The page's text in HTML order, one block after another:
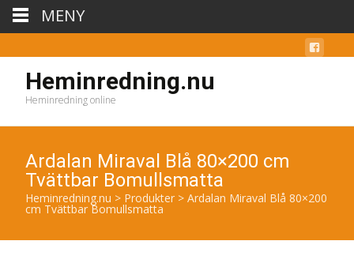
Heminredning.nu
Heminredning online
Ardalan Miraval Blå 80×200 cm
Tvättbar Bomullsmatta
Heminredning.nu > Produkter > Ardalan Miraval Blå 80×200
cm Tvättbar Bomullsmatta
MENY